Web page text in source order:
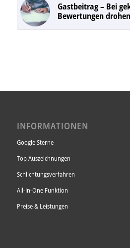
Gastbeitrag – Bei
Bewertungen
INFORMATIONEN
Google Sterne
Top Auszeichnungen
Schlichtungsverfahren
All-In-One Funktion
Preise & Leistungen